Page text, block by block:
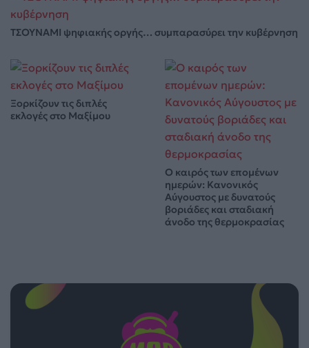
ΤΣΟΥΝΑΜΙ ψηφιακής οργής… συμπαρασύρει την κυβέρνηση
Ξορκίζουν τις διπλές
εκλογές στο Μαξίμου
Ο καιρός των επομένων
ημερών: Κανονικός
Αύγουστος με δυνατούς
βοριάδες και σταδιακή
άνοδο της θερμοκρασίας